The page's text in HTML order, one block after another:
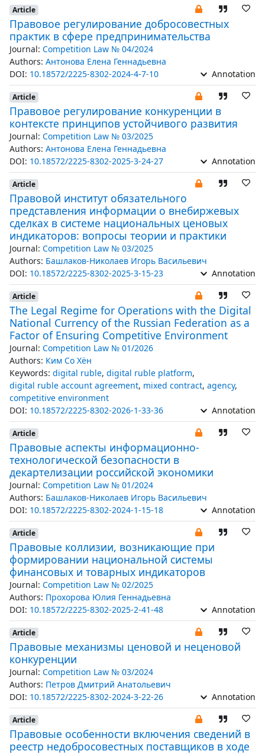
Article
Правовое регулирование добросовестных
практик в сфере предпринимательства
Journal: Competition Law № 04/2024
Authors: Антонова Елена Геннадьевна
DOI: 10.18572/2225-8302-2024-4-7-10 Annotation
Article
Правовое регулирование конкуренции в
контексте принципов устойчивого развития
Journal: Competition Law № 03/2025
Authors: Антонова Елена Геннадьевна
DOI: 10.18572/2225-8302-2025-3-24-27 Annotation
Article
Правовой институт обязательного
представления информации о внебиржевых
сделках в системе национальных ценовых
индикаторов: вопросы теории и практики
Journal: Competition Law № 03/2025
Authors: Башлаков-Николаев Игорь Васильевич
DOI: 10.18572/2225-8302-2025-3-15-23 Annotation
Article
The Legal Regime for Operations with the Digital
National Currency of the Russian Federation as a
Factor of Ensuring Competitive Environment
Journal: Competition Law № 01/2026
Authors: Ким Со Хён
Keywords: digital ruble, digital ruble platform,
digital ruble account agreement, mixed contract, agency,
competitive environment
DOI: 10.18572/2225-8302-2026-1-33-36 Annotation
Article
Правовые аспекты информационно-
технологической безопасности в
декартелизации российской экономики
Journal: Competition Law № 01/2024
Authors: Башлаков-Николаев Игорь Васильевич
DOI: 10.18572/2225-8302-2024-1-15-18 Annotation
Article
Правовые коллизии, возникающие при
формировании национальной системы
финансовых и товарных индикаторов
Journal: Competition Law № 02/2025
Authors: Прохорова Юлия Геннадьевна
DOI: 10.18572/2225-8302-2025-2-41-48 Annotation
Article
Правовые механизмы ценовой и неценовой
конкуренции
Journal: Competition Law № 03/2024
Authors: Петров Дмитрий Анатольевич
DOI: 10.18572/2225-8302-2024-3-22-26 Annotation
Article
Правовые особенности включения сведений в
реестр недобросовестных поставщиков в ходе